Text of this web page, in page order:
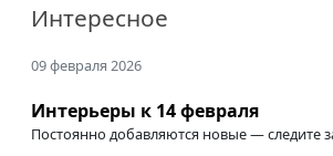
Интересное
09 февраля 2026
Интерьеры к 14 февраля
Постоянно добавляются новые — следите